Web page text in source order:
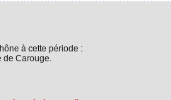
à cette période :
de Carouge.